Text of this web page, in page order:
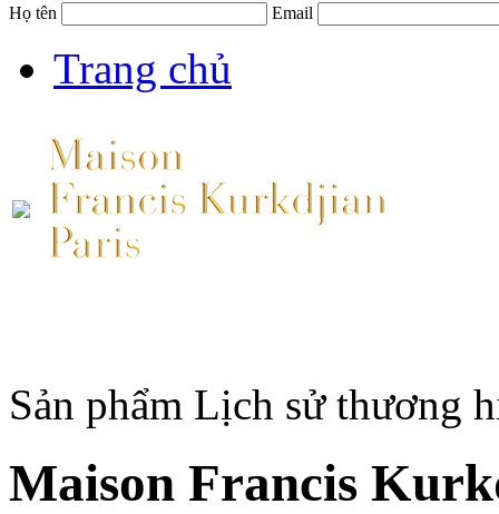
Họ tên Email
Trang chủ
Sản phẩm Lịch sử thương
Maison Francis